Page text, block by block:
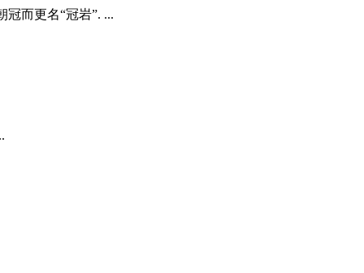
而更名“冠岩”. ...